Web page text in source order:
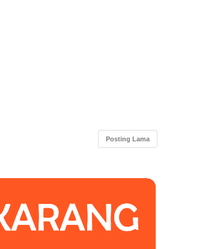
Posting Lama